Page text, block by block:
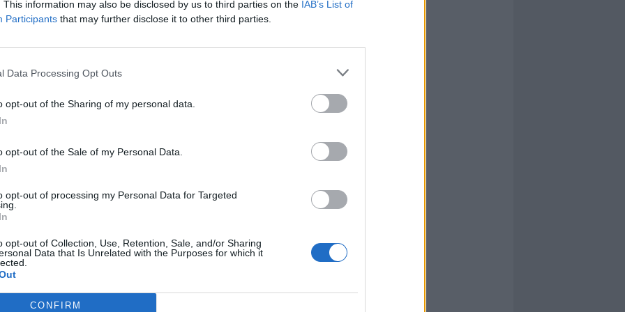
This information may also be disclosed by us to third parties on the IAB’s List of
Participants that may further disclose it to other third parties.
Data Processing Opt Outs
opt-out of the Sharing of my personal data.
opt-out of the Sale of my Personal Data.
opt-out of processing my Personal Data for Targeted
opt-out of Collection, Use, Retention, Sale, and/or Sharing
Data that Is Unrelated with the Purposes for which it
CONFIRM
dovuti essere 300 pompieri a ogni
fuori le persone da sotto la neve". "Ci
pochi che una zona dell'hotel non è
giorni si vedono centinaia di uomini:
soccorso alpino, bravissimi, generosi,
avere le nozioni tecniche per farlo.
ndr) erano una valanga su una sola
Ma un conto è scavare in superficie la
sapere cosa stai facendo quando scavi
porzioni di muro che sostenevano
sopra ai quali c'erano cinque metri di
dovuto gridare di stare fermi,
Mentre gli escavatori sono fermi da